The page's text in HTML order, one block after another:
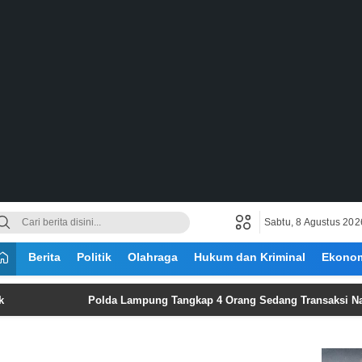
Sabtu, 8 Agustus
Berita Politik Olahraga Hukum dan Kriminal
Polda Lampung Tangkap 4 Orang Sedang Transaksi Narkoba di